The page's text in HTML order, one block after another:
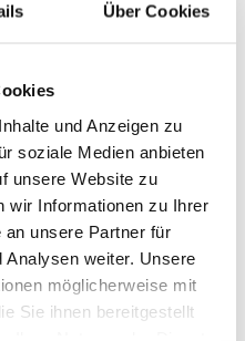
Über Cookies
und Anzeigen zu
soziale Medien anbieten
unsere Website zu
wir Informationen zu Ihrer
an unsere Partner für
Analysen weiter. Unsere
möglicherweise mit
Sie ihnen bereitgestellt
Louis Poulsen
Tragbare Tischleuchte
Panthella 250, opak gelb
292.00 €
Inkl. MwSt.